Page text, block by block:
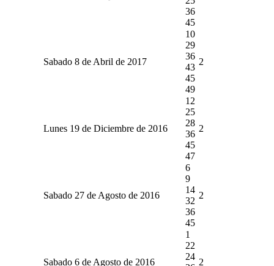
36
45
Sabado 8 de Abril de 2017
10
29
36
43
45
49
2
Lunes 19 de Diciembre de 2016
12
25
28
36
45
47
2
Sabado 27 de Agosto de 2016
6
9
14
32
36
45
2
Sabado 6 de Agosto de 2016
1
22
24
2